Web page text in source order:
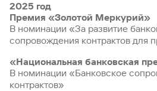
2025 год
Премия «Золотой Меркурий»
В номинации «За развитие
сопровождения контрактов для
«Национальная банковская
В номинации «Банковское
контрактов»